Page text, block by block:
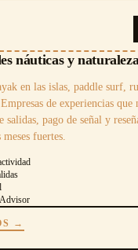
náuticas y naturaleza
en las islas, paddle surf,
de experiencias que
salidas, pago de señal y
fuertes.
→